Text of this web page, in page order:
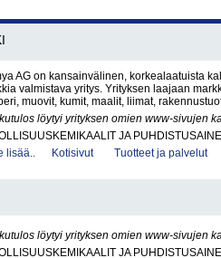
AG on kansainvälinen, korkealaatuista
valmistava yritys. Yrityksen laajaan
muovit, kumit, maalit, liimat,
löytyi yrityksen omien www-sivujen
JA
lisää..
Kotisivut Tuotteet ja palvelut
löytyi yrityksen omien www-sivujen
JA